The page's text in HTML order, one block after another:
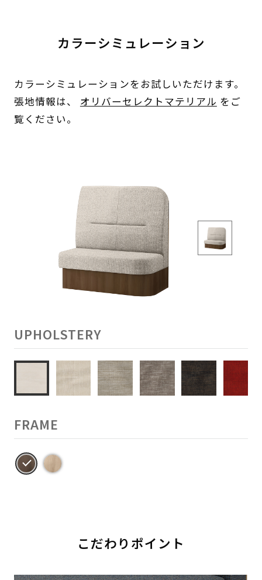
カラーシミュレーション
カラーシミュレーションをお試しいただけます。
張地情報は、 オリバーセレクトマテリアル をご
覧ください。
UPHOLSTERY
FRAME
こだわりポイント